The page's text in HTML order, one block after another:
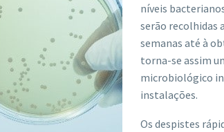
níveis
serão recolhidas
semanas até à
torna-se assim
microbiológico
instalações.
Os despistes